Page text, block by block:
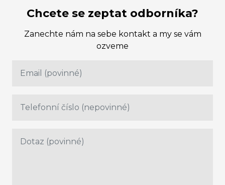
Chcete se zeptat odborníka?
Zanechte nám na sebe kontakt a my se vám
ozveme